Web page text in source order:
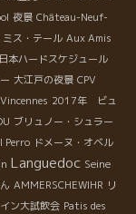
夜景 Château-Neuf-
ミス・テール Aux Amis
本ハードスケジュール
大江戸の夜景 CPV
2017年 ビュ
ブリュノー・シュラー
Perro ドメーヌ・オベル
Languedoc Seine
AMMERSCHEWIHR リ
ン大試飲会 Patis des